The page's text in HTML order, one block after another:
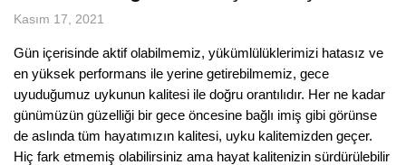
Kasım 17, 2021
Gün içerisinde aktif olabilmemiz, yükümlülüklerimizi hatasız ve
en yüksek performans ile yerine getirebilmemiz, gece
uyuduğumuz uykunun kalitesi ile doğru orantılıdır. Her ne kadar
günümüzün güzelliği bir gece öncesine bağlı imiş gibi görünse
de aslında tüm hayatımızın kalitesi, uyku kalitemizden geçer.
Hiç fark etmemiş olabilirsiniz ama hayat kalitenizin sürdürülebilir